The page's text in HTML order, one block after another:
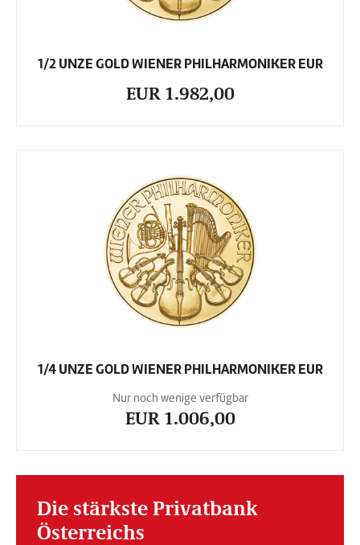
1/2 UNZE GOLD WIENER PHILHARMONIKER EUR
EUR 1.982,00
1/4 UNZE GOLD WIENER PHILHARMONIKER EUR
Nur noch wenige verfügbar
EUR 1.006,00
Die stärkste Privatbank
Österreichs